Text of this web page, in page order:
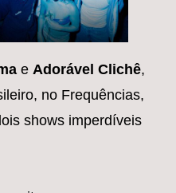
e Adorável Clichê,
no Frequências,
shows imperdíveis